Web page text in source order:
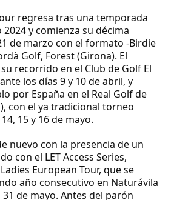
regresa tras una temporada
y comienza su décima
de marzo con el formato -Birdie
Golf, Forest (Girona). El
recorrido en el Club de Golf El
los días 9 y 10 de abril, y
por España en el Real Golf de
con el ya tradicional torneo
15 y 16 de mayo.
nuevo con la presencia de un
con el LET Access Series,
European Tour, que se
año consecutivo en Naturávila
31 de mayo. Antes del parón